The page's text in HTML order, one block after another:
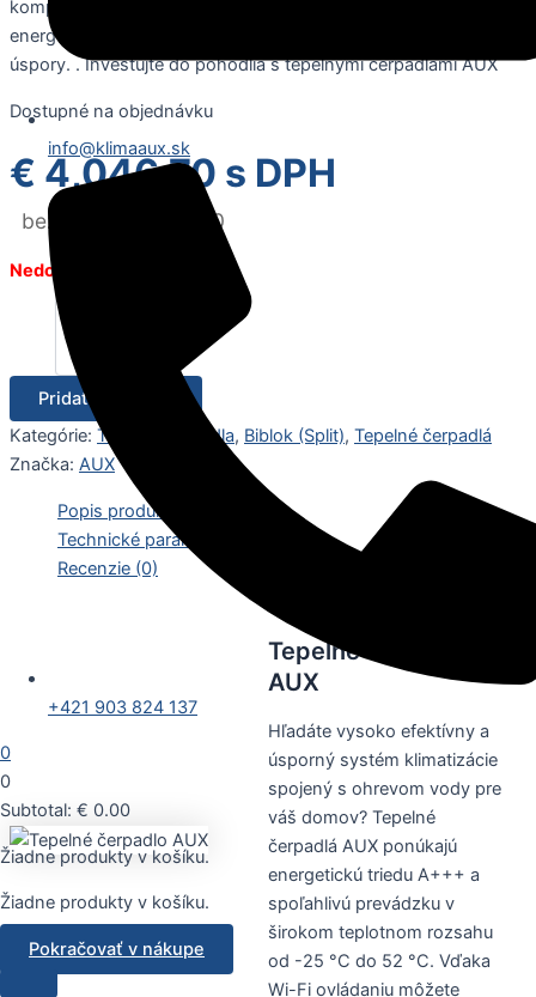
info@klimaaux.sk
+421 903 824 137
0
0
Subtotal: € 0.00
Žiadne produkty v košíku.
Žiadne produkty v košíku.
Pokračovať v nákupe
kompletné riešenie pre vykurovanie a teplú vodu. S
energetickou triedou A+++, poskytuje optimálny výkon a
úspory. . Investujte do pohodlia s tepelnými čerpadlami AUX
Dostupné na objednávku
€ 4,046.70 s DPH
bez DPH 3,290.00
Nedostupné
Pridať do košíka
Kategórie: Tepelné čerpadla, Biblok (Split), Tepelné čerpadlá
Značka: AUX
Popis produktu
Technické parametre
Recenzie (0)
Tepelné čerpadlo
AUX
Hľadáte vysoko efektívny a
úsporný systém klimatizácie
spojený s ohrevom vody pre
váš domov? Tepelné
čerpadlá AUX ponúkajú
energetickú triedu A+++ a
spoľahlivú prevádzku v
širokom teplotnom rozsahu
od -25 °C do 52 °C. Vďaka
Wi-Fi ovládaniu môžete